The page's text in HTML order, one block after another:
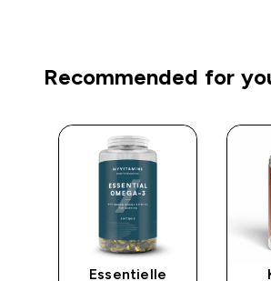
Recommended for
Essentielle